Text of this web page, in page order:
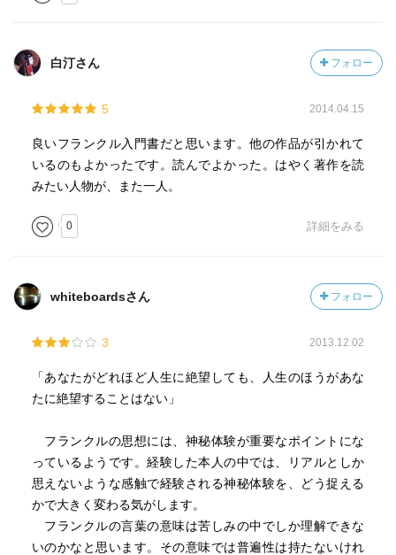
白汀さん フォロー
5 2014.04.15
良いフランクル入門書だと思います。他の作品が引かれて
いるのもよかったです。読んでよかった。はやく著作を読
みたい人物が、また一人。
0 詳細をみる
whiteboardsさん フォロー
3 2013.12.02
「あなたがどれほど人生に絶望しても、人生のほうがあな
たに絶望することはない」
フランクルの思想には、神秘体験が重要なポイントにな
っているようです。経験した本人の中では、リアルとしか
思えないような感触で経験される神秘体験を、どう捉える
かで大きく変わる気がします。
フランクルの言葉の意味は苦しみの中でしか理解できな
いのかなと思います。その意味では普遍性は持たないけれ